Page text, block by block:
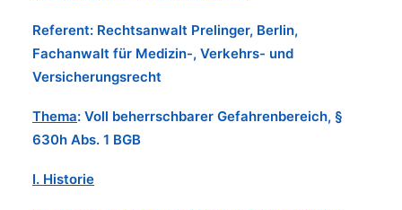
Referent: Rechtsanwalt Prelinger, Berlin,
Fachanwalt für Medizin-, Verkehrs- und
Versicherungsrecht
Thema: Voll beherrschbarer Gefahrenbereich, §
630h Abs. 1 BGB
I. Historie